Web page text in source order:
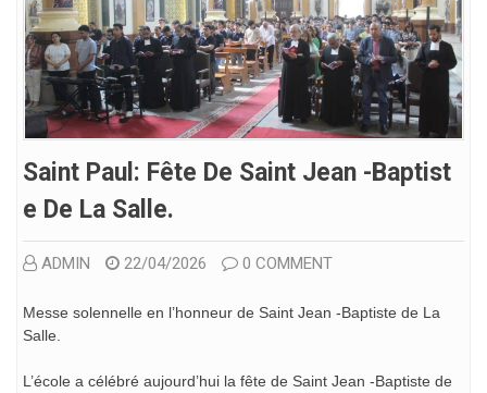
Saint Paul: Fête De Saint Jean -Baptist
E De La Salle.
ADMIN 22/04/2026 0 COMMENT
Messe solennelle en l’honneur de Saint Jean -Baptiste de La
Salle.
L’école a célébré aujourd’hui la fête de Saint Jean -Baptiste de